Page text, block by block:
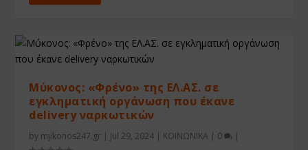
Μύκονος: «Φρένο» της ΕΛ.ΑΣ. σε
εγκληματική οργάνωση που έκανε
delivery ναρκωτικών
by mykonos247.gr | Jul 29, 2024 | ΚΟΙΝΩΝΙΚΑ | 0 |